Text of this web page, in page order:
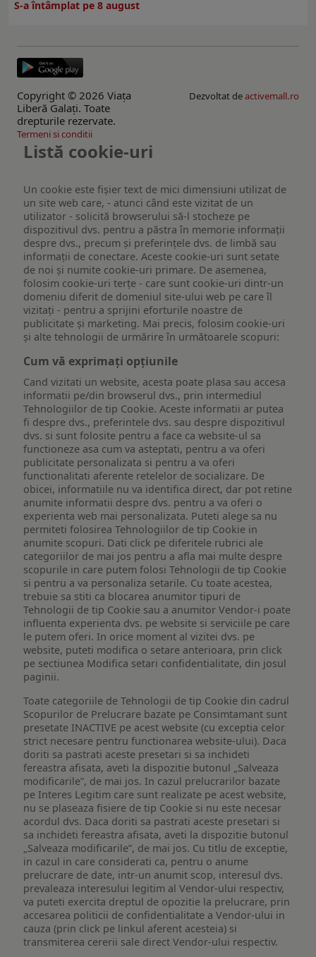
S-a întâmplat pe 8 august
Copyright © 2026 Viaţa
Liberă Galaţi. Toate
drepturile rezervate.
Dezvoltat deactivemall.ro
Termeni si conditii
Listă cookie-uri
Un cookie este fişier text de mici dimensiuni utilizat de
un site web care, - atunci când este vizitat de un
utilizator - solicită browserului să-l stocheze pe
dispozitivul dvs. pentru a păstra în memorie informații
despre dvs., precum și preferințele dvs. de limbă sau
informații de conectare. Aceste cookie-uri sunt setate
de noi și numite cookie-uri primare. De asemenea,
folosim cookie-uri terțe - care sunt cookie-uri dintr-un
domeniu diferit de domeniul site-ului web pe care îl
vizitați - pentru a sprijini eforturile noastre de
publicitate și marketing. Mai precis, folosim cookie-uri
și alte tehnologii de urmărire în următoarele scopuri:
Cum vă exprimați opțiunile
Cand vizitati un website, acesta poate plasa sau accesa
informatii pe/din browserul dvs., prin intermediul
Tehnologiilor de tip Cookie. Aceste informatii ar putea
fi despre dvs., preferintele dvs. sau despre dispozitivul
dvs. si sunt folosite pentru a face ca website-ul sa
functioneze asa cum va asteptati, pentru a va oferi
publicitate personalizata si pentru a va oferi
functionalitati aferente retelelor de socializare. De
obicei, informatiile nu va identifica direct, dar pot retine
anumite informatii despre dvs. pentru a va oferi o
experienta web mai personalizata. Puteti alege sa nu
permiteti folosirea Tehnologiilor de tip Cookie in
anumite scopuri. Dati click pe diferitele rubrici ale
categoriilor de mai jos pentru a afla mai multe despre
scopurile in care putem folosi Tehnologii de tip Cookie
si pentru a va personaliza setarile. Cu toate acestea,
trebuie sa stiti ca blocarea anumitor tipuri de
Tehnologii de tip Cookie sau a anumitor Vendor-i poate
influenta experienta dvs. pe website si serviciile pe care
le putem oferi. In orice moment al vizitei dvs. pe
website, puteti modifica o setare anterioara, prin click
pe sectiunea Modifica setari confidentialitate, din josul
paginii.
Toate categoriile de Tehnologii de tip Cookie din cadrul
Scopurilor de Prelucrare bazate pe Consimtamant sunt
presetate INACTIVE pe acest website (cu exceptia celor
strict necesare pentru functionarea website-ului). Daca
doriti sa pastrati aceste presetari si sa inchideti
fereastra afisata, aveti la dispozitie butonul „Salveaza
modificarile”, de mai jos. In cazul prelucrarilor bazate
pe Interes Legitim care sunt realizate pe acest website,
nu se plaseaza fisiere de tip Cookie si nu este necesar
acordul dvs. Daca doriti sa pastrati aceste presetari si
sa inchideti fereastra afisata, aveti la dispozitie butonul
„Salveaza modificarile”, de mai jos. Cu titlu de exceptie,
in cazul in care considerati ca, pentru o anume
prelucrare de date, intr-un anumit scop, interesul dvs.
prevaleaza interesului legitim al Vendor-ului respectiv,
va puteti exercita dreptul de opozitie la prelucrare, prin
accesarea politicii de confidentialitate a Vendor-ului in
cauza (prin click pe linkul aferent acesteia) si
transmiterea cererii sale direct Vendor-ului respectiv.